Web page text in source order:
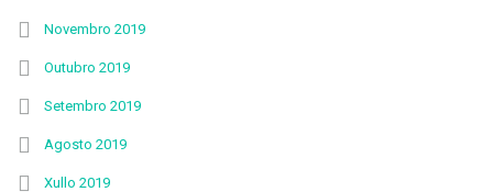
Novembro 2019
Outubro 2019
Setembro 2019
Agosto 2019
Xullo 2019